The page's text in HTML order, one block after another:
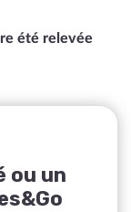
été relevée
ou un